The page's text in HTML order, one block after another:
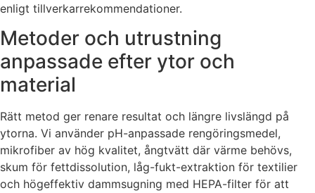
enligt tillverkarrekommendationer.
Metoder och utrustning
anpassade efter ytor och
material
Rätt metod ger renare resultat och längre livslängd på
ytorna. Vi använder pH-anpassade rengöringsmedel,
mikrofiber av hög kvalitet, ångtvätt där värme behövs,
skum för fettdissolution, låg-fukt-extraktion för textilier
och högeffektiv dammsugning med HEPA-filter för att